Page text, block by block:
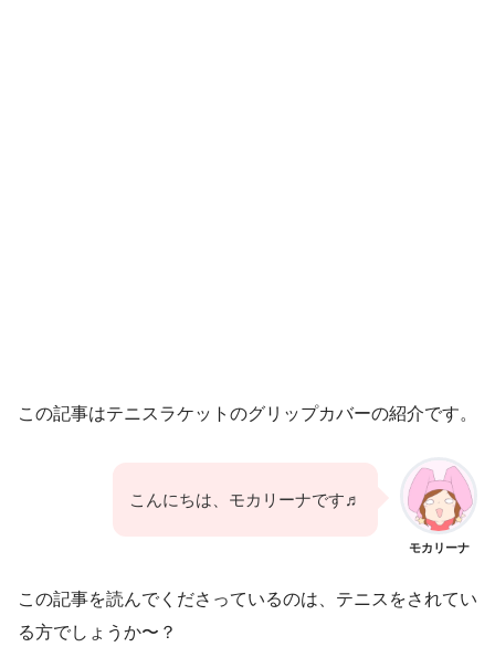
この記事はテニスラケットのグリップカバーの紹介です。
モカリーナ
こんにちは、モカリーナです♬
この記事を読んでくださっているのは、テニスをされてい
る方でしょうか〜？